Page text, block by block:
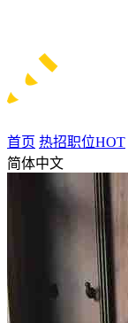
首页 热招职位HOT
简体中文